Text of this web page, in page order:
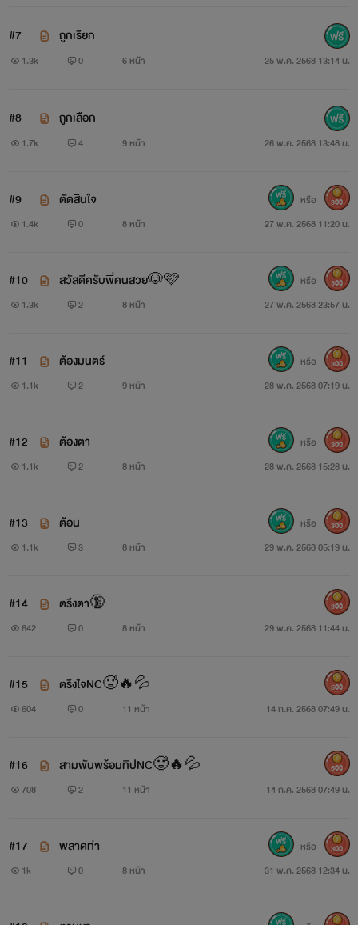
#7 ถูกเรียก
1.3k 0 6 หน้า 25 พ.ค. 2568 13:14 น.
#8 ถูกเลือก
1.7k 4 9 หน้า 26 พ.ค. 2568 13:48 น.
#9 ตัดสินใจ
1.4k 0 8 หน้า 27 พ.ค. 2568 11:20 น.
หรือ 300
#10 สวัสดีครับพี่คนสวย🐶🩷
1.3k 2 8 หน้า 27 พ.ค. 2568 23:57 น.
หรือ 300
#11 ต้องมนตร์
1.1k 2 9 หน้า 28 พ.ค. 2568 07:19 น.
หรือ 300
#12 ต้องตา
1.1k 2 8 หน้า 28 พ.ค. 2568 15:28 น.
หรือ 300
#13 ต้อน
1.1k 3 8 หน้า 29 พ.ค. 2568 05:19 น.
หรือ 300
#14 ตรึงตา🔞
642 0 8 หน้า 29 พ.ค. 2568 11:44 น.
300
#15 ตรึงใจNC🥵🔥💦
604 0 11 หน้า 14 ก.ค. 2568 07:49 น.
500
#16 สามพันพร้อมทิปNC🥵🔥💦
708 2 11 หน้า 14 ก.ค. 2568 07:49 น.
500
#17 พลาดท่า
1k 0 8 หน้า 31 พ.ค. 2568 12:34 น.
หรือ 300